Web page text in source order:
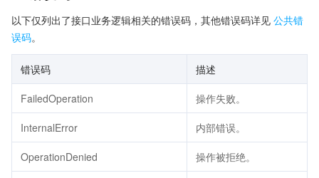
以下仅列出了接口业务逻辑相关的错误码，其他错误码详见 公共错
误码。
错误码 描述
FailedOperation 操作失败。
InternalError 内部错误。
OperationDenied 操作被拒绝。